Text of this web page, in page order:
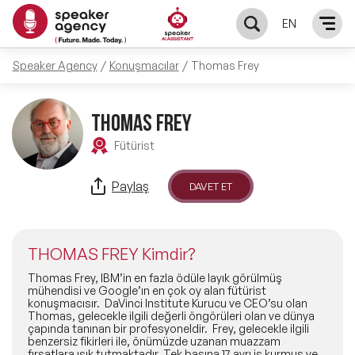
EN
KONUŞMACILAR
Yerel Konuşmacılar
Global Konuşmacılar
Exclusive Konuşmacılar
Tüm Konuşmacılar
KONULAR
Öne Çıkan Konular
Ünlü Konuşmacılar
İlham Veren Konuşmacılar
İlham Veren Kadın Konuşmacılar
ÇÖZÜMLER
Master Class Workshop
Akış Sunumu & Moderasyon
HAKKIMIZDA
Biz Kimiz?
BLOG
Speaker Agency Konuşmacılar Thomas Frey
THOMAS FREY
Fütürist
Paylaş DAVET ET
THOMAS FREY Kimdir?
Thomas Frey, IBM’in en fazla ödüle layık görülmüş
mühendisi ve Google’ın en çok oy alan fütürist
konuşmacısır. DaVinci Institute Kurucu ve CEO’su olan
Thomas, gelecekle ilgili değerli öngörüleri olan ve dünya
çapında tanınan bir profesyoneldir. Frey, gelecekle ilgili
benzersiz fikirleri ile, önümüzde uzanan muazzam